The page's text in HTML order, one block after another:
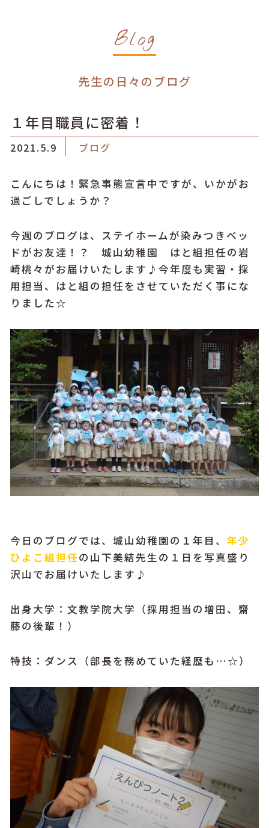
Blog
先生の日々のブログ
１年目職員に密着！
2021.5.9 ブログ
こんにちは！緊急事態宣言中ですが、いかがお
過ごしでしょうか？
今週のブログは、ステイホームが染みつきベッ
ドがお友達！？ 城山幼稚園 はと組担任の岩
崎桃々がお届けいたします♪今年度も実習・採
用担当、はと組の担任をさせていただく事にな
りました☆
今日のブログでは、城山幼稚園の１年目、 年少
ひよこ組担任の山下美結先生の１日を写真盛り
沢山でお届けいたします♪
出身大学：文教学院大学（採用担当の増田、齋
藤の後輩！）
特技：ダンス（部長を務めていた経歴も…☆）